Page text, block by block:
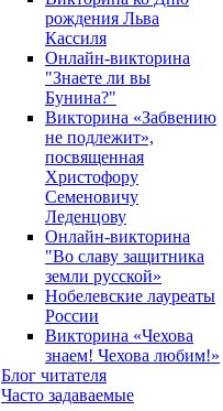
рождения Льва
Кассиля
Онлайн-викторина
"Знаете ли вы
Бунина?"
Викторина «Забвению
не подлежит»,
посвященная
Христофору
Семеновичу
Леденцову
Онлайн-викторина
"Во славу защитника
земли русской»
Нобелевские лауреаты
России
Викторина «Чехова
знаем! Чехова любим!»
Блог читателя
Часто задаваемые